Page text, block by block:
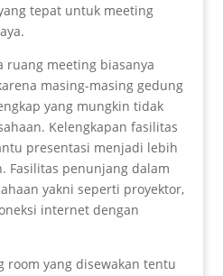
tepat untuk meeting
ruang meeting biasanya
masing-masing gedung
yang mungkin tidak
Kelengkapan fasilitas
presentasi menjadi lebih
Fasilitas penunjang dalam
yakni seperti proyektor,
internet dengan
room yang disewakan tentu